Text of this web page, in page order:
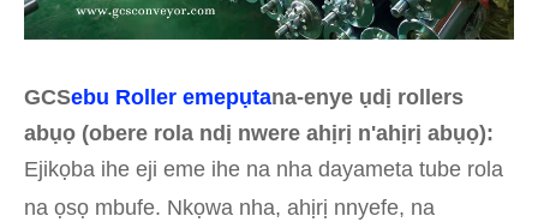
GCSebu Roller emepụtana-enye ụdị rollers
abụọ (obere rola ndị nwere ahịrị n'ahịrị abụọ):
Ejikọba ihe eji eme ihe na nha dayameta tube rola
na ọsọ mbufe. Nkọwa nha, ahịrị nnyefe, na